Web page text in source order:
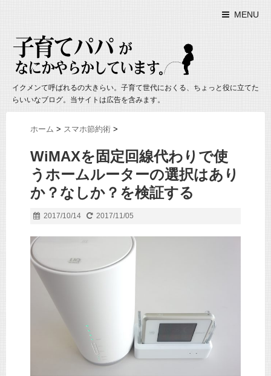
MENU
イクメンて呼ばれるの大きらい。子育て世代におくる、ちょっと役に立てた
らいいなブログ。当サイトは広告を含みます。
ホーム > スマホ節約術 >
WiMAXを固定回線代わりで使
うホームルーターの選択はあり
か？なしか？を検証する
2017/10/14 2017/11/05